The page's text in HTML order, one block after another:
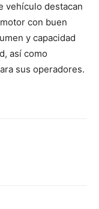
vehículo destacan
con buen
y capacidad
así como
sus operadores.